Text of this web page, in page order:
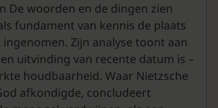
De woorden en de dingen zien
fundament van kennis de plaats
Zijn analyse toont aan
uitvinding van recente datum is –
houdbaarheid. Waar Nietzsche
afkondigde, concludeert